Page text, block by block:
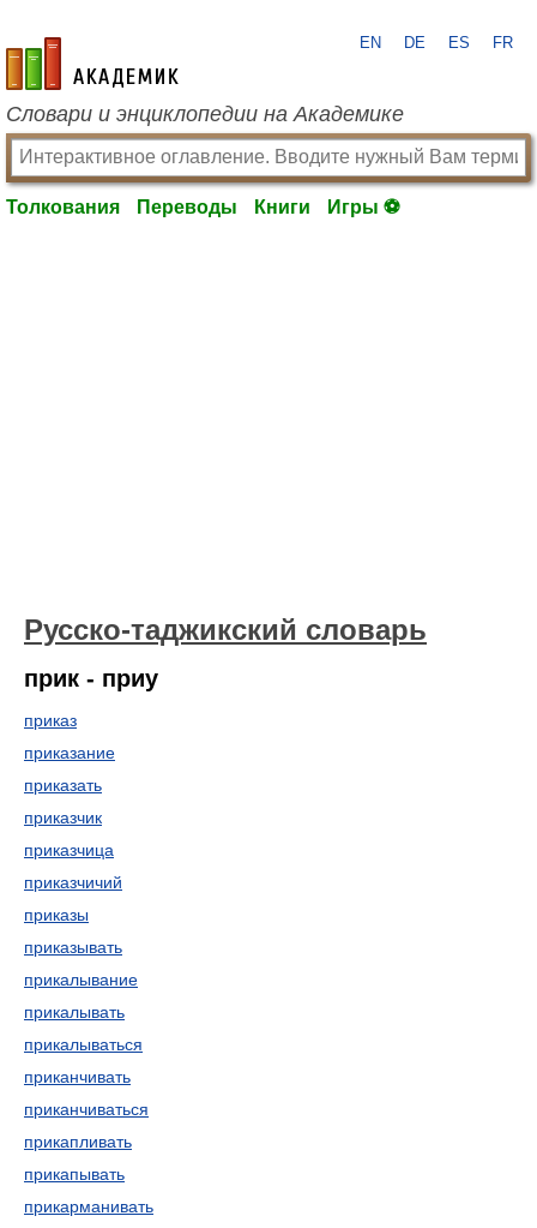
academic.ru
EN DE ES FR
Словари и энциклопедии на Академике
Толкования Переводы Книги Игры ⚽
Русско-таджикский словарь
прик - приу
приказ
приказание
приказать
приказчик
приказчица
приказчичий
приказы
приказывать
прикалывание
прикалывать
прикалываться
приканчивать
приканчиваться
прикапливать
прикапывать
прикарманивать